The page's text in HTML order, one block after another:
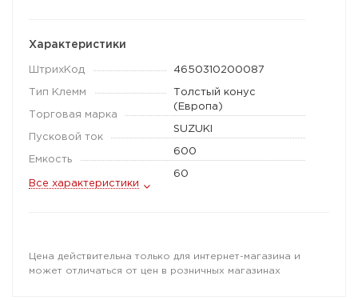
Характеристики
ШтрихКод 4650310200087
Тип Клемм
Толстый конус
(Европа)
Торговая марка
SUZUKI
Пусковой ток
600
Емкость
60
Все характеристики
Цена действительна только для интернет-магазина и
может отличаться от цен в розничных магазинах